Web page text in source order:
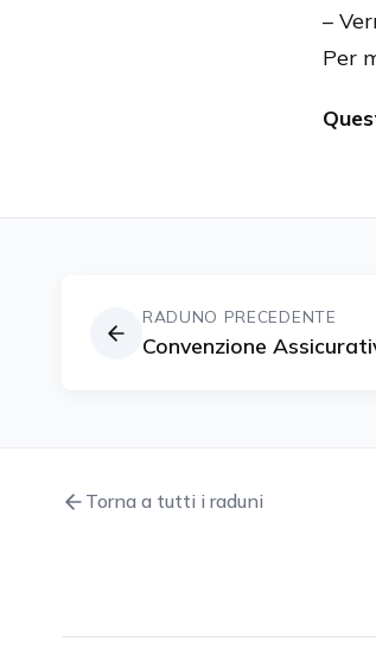
–
Per
RADUNO PRECEDENTE
Convenzione
Torna a tutti i raduni